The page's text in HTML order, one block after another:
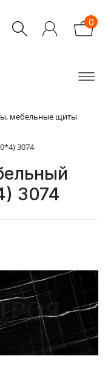
0
мебельные щиты
3074
3074